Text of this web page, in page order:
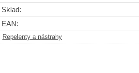
Sklad:
EAN:
Repelenty a nástrahy